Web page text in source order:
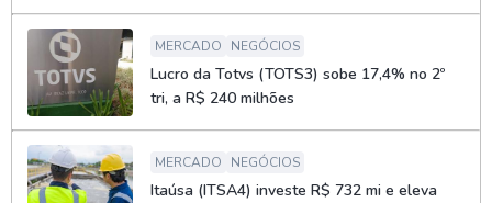
MERCADO NEGÓCIOS
Lucro da Totvs (TOTS3) sobe 17,4% no 2º
tri, a R$ 240 milhões
MERCADO NEGÓCIOS
Itaúsa (ITSA4) investe R$ 732 mi e eleva